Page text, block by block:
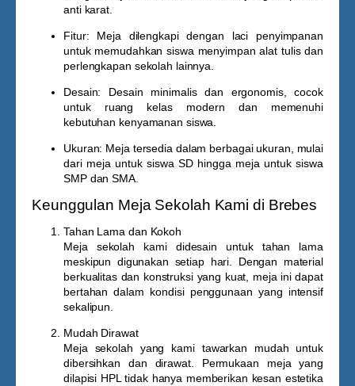
anti karat.
Fitur: Meja dilengkapi dengan laci penyimpanan
untuk memudahkan siswa menyimpan alat tulis dan
perlengkapan sekolah lainnya.
Desain: Desain minimalis dan ergonomis, cocok
untuk ruang kelas modern dan memenuhi
kebutuhan kenyamanan siswa.
Ukuran: Meja tersedia dalam berbagai ukuran, mulai
dari meja untuk siswa SD hingga meja untuk siswa
SMP dan SMA.
Keunggulan Meja Sekolah Kami di Brebes
Tahan Lama dan Kokoh
Meja sekolah kami didesain untuk tahan lama
meskipun digunakan setiap hari. Dengan material
berkualitas dan konstruksi yang kuat, meja ini dapat
bertahan dalam kondisi penggunaan yang intensif
sekalipun.
Mudah Dirawat
Meja sekolah yang kami tawarkan mudah untuk
dibersihkan dan dirawat. Permukaan meja yang
dilapisi HPL tidak hanya memberikan kesan estetika